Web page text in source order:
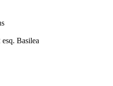
Basilea